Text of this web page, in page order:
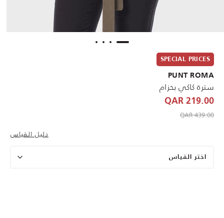
SPECIAL PRICES
PUNT ROMA
سترة كاكي بحزام
219.00 QAR
Price reduced from
439.00 QAR
to 219.00 QAR
دليل القياس
اختر القياس